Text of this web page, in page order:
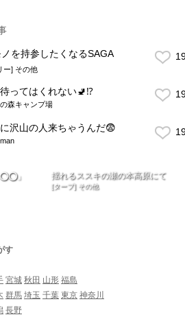
を持参したくなるSAGA
ー] その他
ってはくれない🚽⁉️
森キャンプ場
沢山の人来ちゃうんだ😨
」
揺れるススキの瀬の本高原にて
[タープ] その他
す
宮城 秋田 山形 福島
群馬 埼玉 千葉 東京 神奈川
長野